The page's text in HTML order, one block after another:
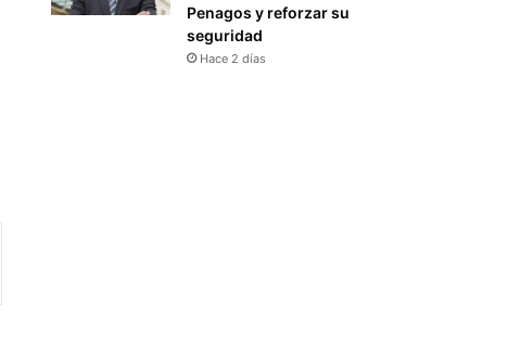
Penagos y reforzar su
seguridad
Hace 2 días